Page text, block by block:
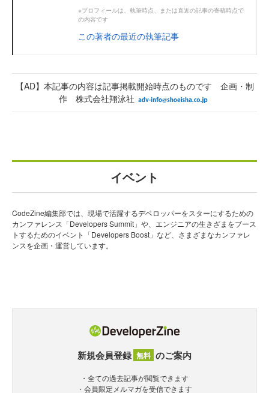
※プロフィールは、執筆時点、または直近の記事の寄稿時点で
の内容です
この著者の最近の執筆記事
【AD】本記事の内容は記事掲載開始時点のものです 企画・制
作 株式会社翔泳社
イベント
CodeZine編集部では、現場で活躍するデベロッパーをスターにするための
カンファレンス「Developers Summit」や、エンジニアの生きざまをブース
トするためのイベント「Developers Boost」など、さまざまなカンファレ
ンスを企画・運営しています。